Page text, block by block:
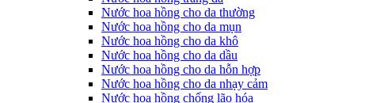
Nước hoa hồng cho da thường
Nước hoa hồng cho da mụn
Nước hoa hồng cho da khô
Nước hoa hồng cho da dầu
Nước hoa hồng cho da hỗn hợp
Nước hoa hồng cho da nhạy cảm
Nước hoa hồng chống lão hóa